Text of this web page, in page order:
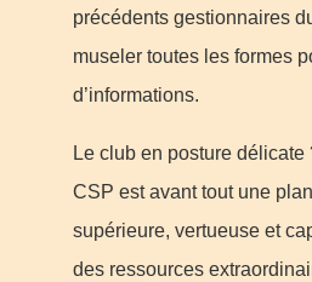
précédents gestionnaires
museler toutes les formes
d’informations.
Le club en posture délicate
CSP est avant tout une
supérieure, vertueuse et
des ressources